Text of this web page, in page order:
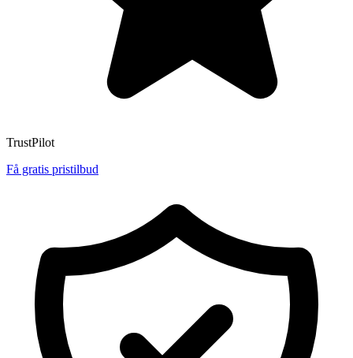
TrustPilot
Få gratis pristilbud